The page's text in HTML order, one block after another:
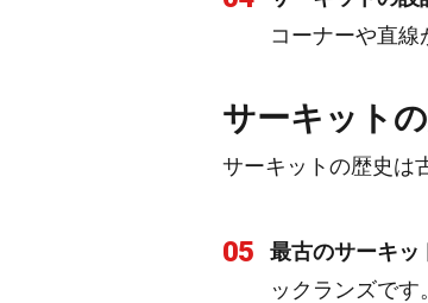
コーナーや直線
サーキット
サーキットの歴史は
05 最古のサーキッ
ックランズです。